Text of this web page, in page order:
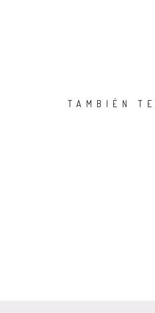
TAMBIÉN